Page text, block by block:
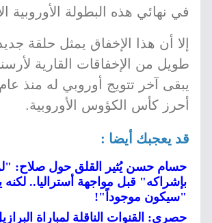
في نهائي هذه البطولة الأوروبية
إلا أن هذا الإخفاق يمثل حلقة
طويل من الإخفاقات القارية
أحرز كأس الكؤوس الأوروبية.
قد يعجبك أيضا :
حسام حسن يُثير القلق حول صلاح:
بإشراكه" قبل مواجهة أستراليا.. لكنه
"سيكون موجوداً"!
حصري: القنوات الناقلة لمباراة